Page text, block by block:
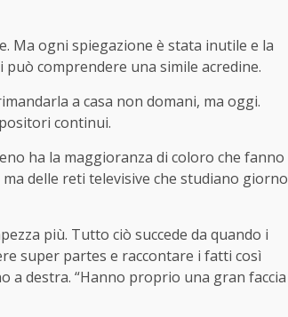
Ma ogni spiegazione è stata inutile e la
può comprendere una simile acredine.
a casa non domani, ma oggi.
continui.
ha la maggioranza di coloro che fanno
delle reti televisive che studiano giorno
più. Tutto ciò succede da quando i
super partes e raccontare i fatti così
a destra. “Hanno proprio una gran faccia